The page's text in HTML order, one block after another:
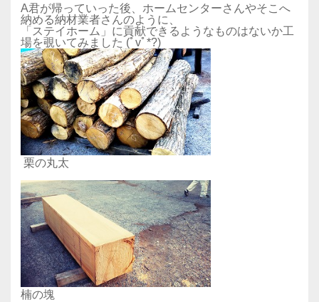
A君が帰っていった後、ホームセンターさんやそこへ
納める納材業者さんのように、
「ステイホーム」に貢献できるようなものはないか工
場を覗いてみました (ﾟvﾟ*?)
栗の丸太
楠の塊